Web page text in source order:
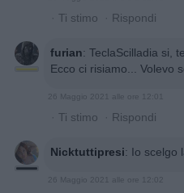
· Ti stimo · Rispondi
furian: TeclaScilladia si,
Ecco ci risiamo... Volevo
26 Maggio 2021 alle ore 12:01
· Ti stimo · Rispondi
Nicktuttipresi: Io scelgo
26 Maggio 2021 alle ore 12:02